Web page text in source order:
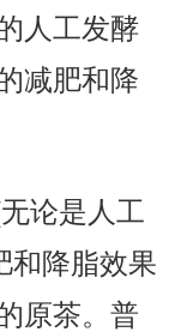
人工发酵
减肥和降
论是人工
和降脂效果
原茶。普